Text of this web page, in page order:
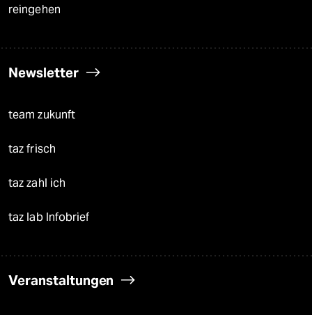
reingehen
Newsletter
team zukunft
taz frisch
taz zahl ich
taz lab Infobrief
Veranstaltungen